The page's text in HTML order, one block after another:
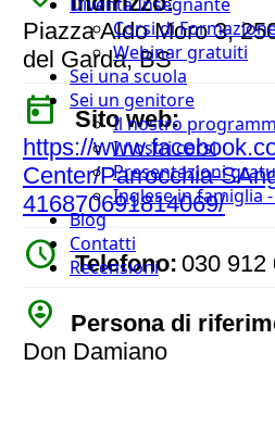
Corsi di
Webinar gratuiti
Sei una scuola
Sei un genitore
Il nostro
I nostri corsi
Presentazioni
Inglese in famiglia -
Blog
Contatti
Recensioni
Piazza Aldo Moro 3,
del Garda, BS
today
Sito web:
https://
Center/Parrocchia-
416870691814069/
watch_later Telefono: 030 912
person_pin_circle
Persona di
Don Damiano